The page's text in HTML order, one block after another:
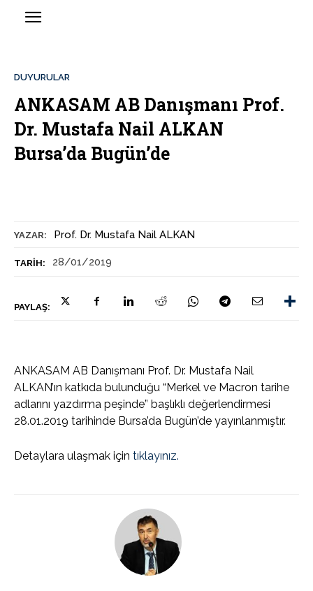
YAZAR: Prof. Dr. Mustafa Nail ALKAN
TARIH: 28/01/2019
PAYLAŞ:
DUYURULAR
ANKASAM AB Danışmanı Prof.
Dr. Mustafa Nail ALKAN
Bursa’da Bugün’de
ANKASAM AB Danışmanı Prof. Dr. Mustafa Nail
ALKAN’ın katkıda bulunduğu “Merkel ve Macron tarihe
adlarını yazdırma peşinde” başlıklı değerlendirmesi
28.01.2019 tarihinde Bursa’da Bugün’de yayınlanmıştır.
Detaylara ulaşmak için tıklayınız.